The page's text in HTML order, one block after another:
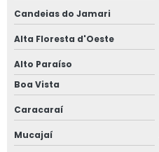
Candeias do Jamari
Alta Floresta d'Oeste
Alto Paraíso
Boa Vista
Caracaraí
Mucajaí